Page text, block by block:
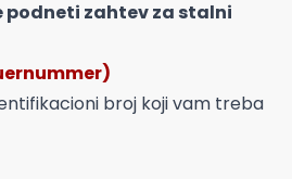
podneti zahtev za stalni
broj koji vam treba